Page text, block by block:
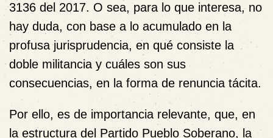
3136 del 2017. O sea, para lo que interesa, no
hay duda, con base a lo acumulado en la
profusa jurisprudencia, en qué consiste la
doble militancia y cuáles son sus
consecuencias, en la forma de renuncia tácita.
Por ello, es de importancia relevante, que, en
la estructura del Partido Pueblo Soberano, la